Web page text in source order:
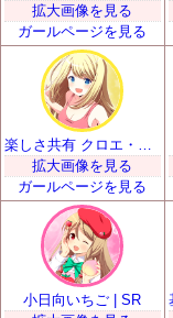
拡大画像を見る
ガールページを見る
拡大画像を見る
ガールページを見る
小日向いちご | SR